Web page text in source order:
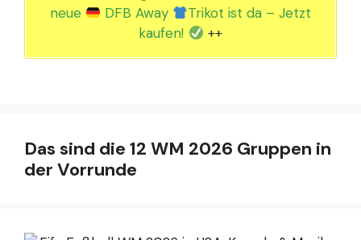
neue
DFB Away
Trikot ist da – Jetzt
kaufen!
++
Das sind die 12 WM 2026 Gruppen in
der Vorrunde